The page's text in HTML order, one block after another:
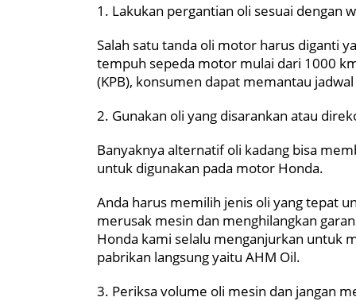
1. Lakukan pergantian oli sesuai dengan
Salah satu tanda oli motor harus diganti
tempuh sepeda motor mulai dari 1000
(KPB), konsumen dapat memantau
2. Gunakan oli yang disarankan atau
Banyaknya alternatif oli kadang bisa
untuk digunakan pada motor Honda.
Anda harus memilih jenis oli yang tepat
merusak mesin dan menghilangkan
Honda kami selalu menganjurkan untuk
pabrikan langsung yaitu AHM Oil.
3. Periksa volume oli mesin dan jangan